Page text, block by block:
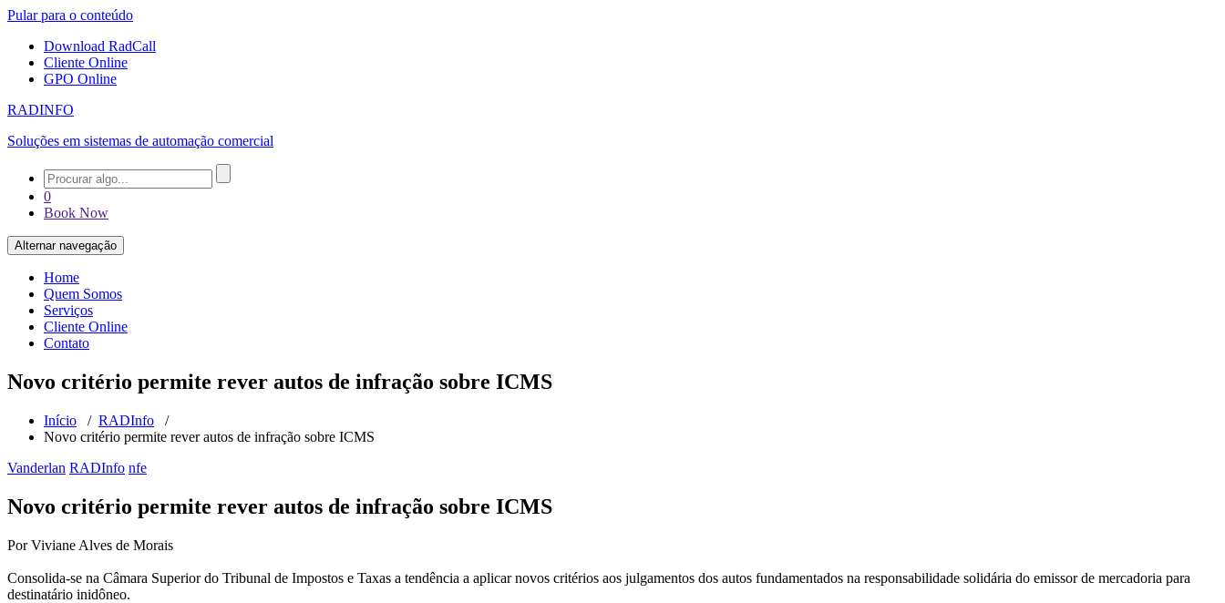
Pular para o conteúdo
Download RadCall
Cliente Online
GPO Online
RADINFO
Soluções em sistemas de automação comercial
0
Book Now
Alternar navegação
Home
Quem Somos
Serviços
Cliente Online
Contato
Novo critério permite rever autos de infração sobre ICMS
Início / RADInfo /
Novo critério permite rever autos de infração sobre ICMS
Vanderlan RADInfo nfe
Novo critério permite rever autos de infração sobre ICMS
Por Viviane Alves de Morais
Consolida-se na Câmara Superior do Tribunal de Impostos e Taxas a tendência a aplicar novos critérios aos julgamentos dos autos fundamentados na responsabilidade solidária do emissor de mercadoria para
destinatário inidôneo.